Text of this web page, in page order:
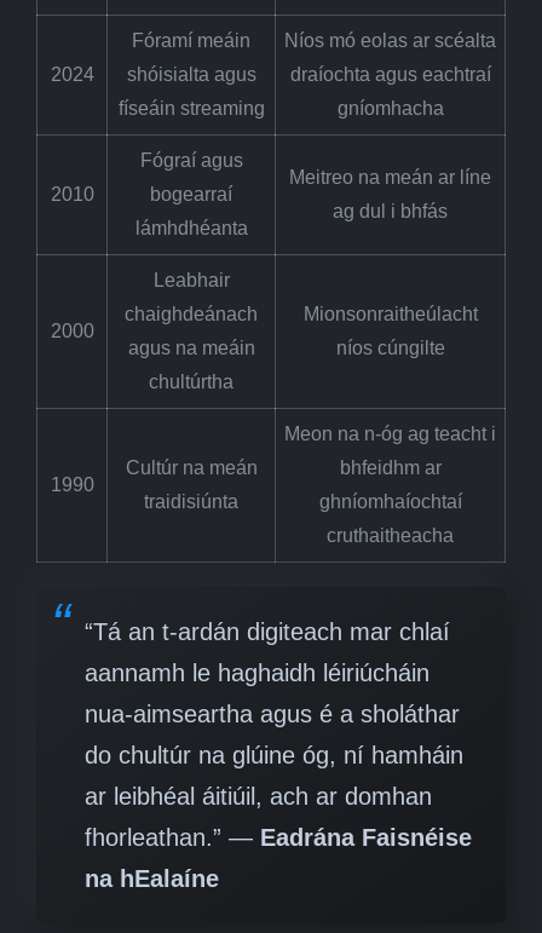
2024
Fóramí meáin
shóisialta agus
físeáin streaming
Níos mó eolas ar scéalta
draíochta agus eachtraí
gníomhacha
2010
Fógraí agus
bogearraí
lámhdhéanta
Meitreo na meán ar líne
ag dul i bhfás
2000
Leabhair
chaighdeánach
agus na meáin
chultúrtha
Mionsonraitheúlacht
níos cúngilte
1990
Cultúr na meán
traidisiúnta
Meon na n-óg ag teacht i
bhfeidhm ar
ghníomhaíochtaí
cruthaitheacha
“Tá an t-ardán digiteach mar chlaí
aannamh le haghaidh léiriúcháin
nua-aimseartha agus é a sholáthar
do chultúr na glúine óg, ní hamháin
ar leibhéal áitiúil, ach ar domhan
fhorleathan.” — Eadrána Faisnéise
na hEalaíne